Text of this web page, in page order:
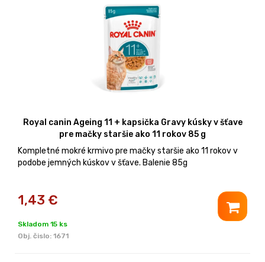
Royal canin Ageing 11 + kapsička Gravy kúsky v šťave
pre mačky staršie ako 11 rokov 85 g
Kompletné mokré krmivo pre mačky staršie ako 11 rokov v
podobe jemných kúskov v šťave. Balenie 85g
1,43 €
Skladom 15 ks
Obj. čislo: 1671